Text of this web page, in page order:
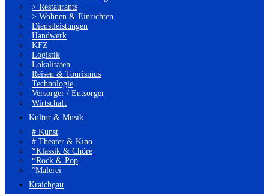
> Restaurants
> Wohnen & Einrichten
Dienstleistungen
Handwerk
KFZ
Logistik
Lokalitäten
Reisen & Tourismus
Technologie
Versorger / Entsorger
Wirtschaft
Kultur & Musik
# Kunst
# Theater & Kino
*Klassik & Chöre
*Rock & Pop
°Malerei
Kraichgau